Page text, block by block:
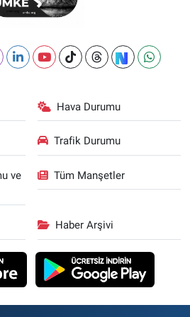
Hava Durumu
Trafik Durumu
ve
Tüm Manşetler
Haber Arşivi